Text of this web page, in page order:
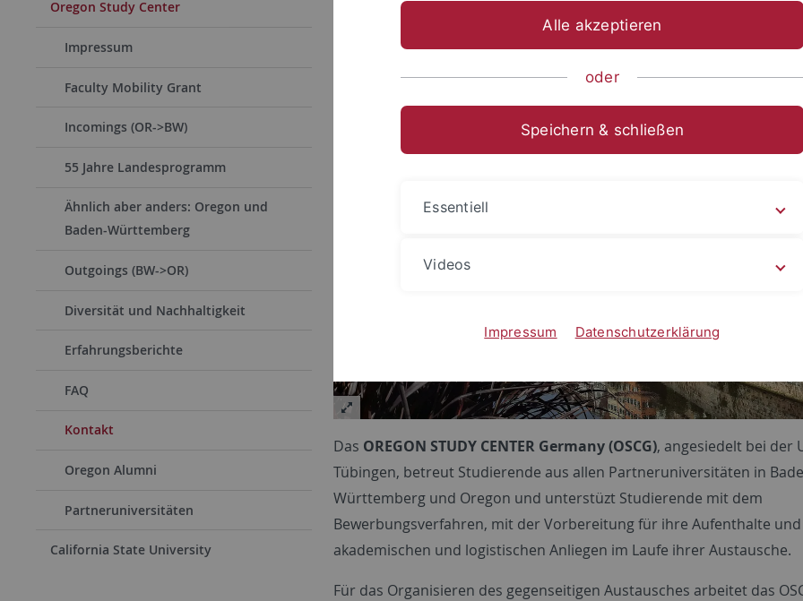
Oregon Study Center
Impressum
Faculty Mobility Grant
Incomings (OR->BW)
55 Jahre Landesprogramm
Ähnlich aber anders: Oregon und
Baden-Württemberg
Outgoings (BW->OR)
Diversität und Nachhaltigkeit
Erfahrungsberichte
FAQ
Kontakt
Oregon Alumni
Partneruniversitäten
California State University
Das OREGON STUDY CENTER Germany (OSCG), angesiedelt bei der
Tübingen, betreut Studierende aus allen Partneruniversitäten in
Württemberg und Oregon und unterstüzt Studierende mit dem
Bewerbungsverfahren, mit der Vorbereitung für ihre Aufenthalte
akademischen und logistischen Anliegen im Laufe ihrer Austausche.
Für das Organisieren des gegenseitigen Austausches arbeitet das
Alle akzeptieren
oder
Speichern & schließen
Essentiell
Videos
Impressum Datenschutzerklärung